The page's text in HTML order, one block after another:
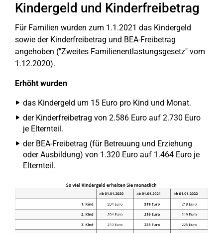
Kindergeld und Kinderfreibetrag
Für Familien wurden zum 1.1.2021 das Kindergeld
sowie der Kinderfreibetrag und BEA-Freibetrag
angehoben ("Zweites Familienentlastungsgesetz" vom
1.12.2020).
Erhöht wurden
das Kindergeld um 15 Euro pro Kind und Monat.
der Kinderfreibetrag von 2.586 Euro auf 2.730 Euro
je Elternteil.
der BEA-Freibetrag (für Betreuung und Erziehung
oder Ausbildung) von 1.320 Euro auf 1.464 Euro je
Elternteil.